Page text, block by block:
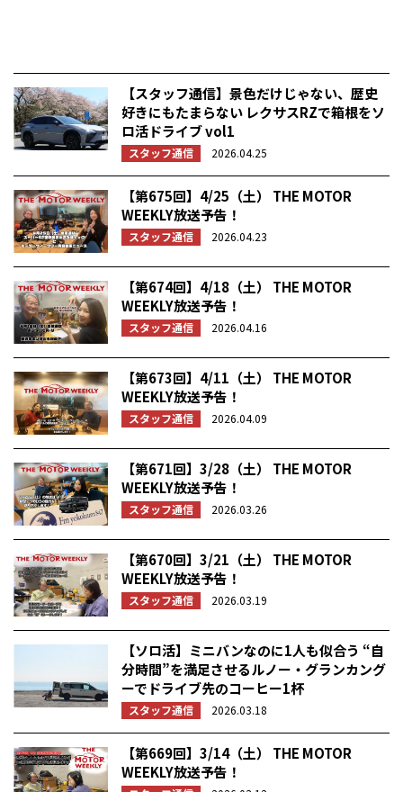
【スタッフ通信】景色だけじゃない、歴史
好きにもたまらない レクサスRZで箱根をソ
ロ活ドライブ vol1
スタッフ通信 2026.04.25
【第675回】4/25（土） THE MOTOR
WEEKLY放送予告！
スタッフ通信 2026.04.23
【第674回】4/18（土） THE MOTOR
WEEKLY放送予告！
スタッフ通信 2026.04.16
【第673回】4/11（土） THE MOTOR
WEEKLY放送予告！
スタッフ通信 2026.04.09
【第671回】3/28（土） THE MOTOR
WEEKLY放送予告！
スタッフ通信 2026.03.26
【第670回】3/21（土） THE MOTOR
WEEKLY放送予告！
スタッフ通信 2026.03.19
【ソロ活】ミニバンなのに1人も似合う “自
分時間”を満足させるルノー・グランカング
ーでドライブ先のコーヒー1杯
スタッフ通信 2026.03.18
【第669回】3/14（土） THE MOTOR
WEEKLY放送予告！